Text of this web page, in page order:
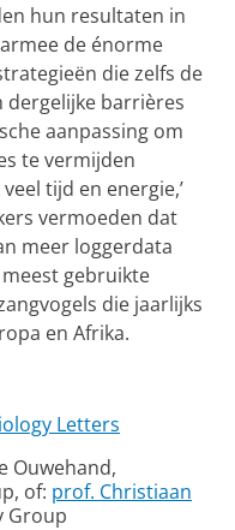
hun resultaten in
de énorme
die zelfs de
dergelijke barrières
aanpassing om
te vermijden
tijd en energie,’
vermoeden dat
meer loggerdata
gebruikte
die jaarlijks
en Afrika.
Letters
Ouwehand,
of: prof. Christiaan
Group